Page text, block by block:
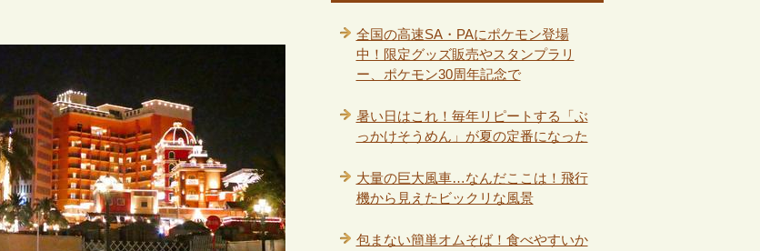
全国の高速SA・PAにポケモン登場
中！限定グッズ販売やスタンプラリ
ー、ポケモン30周年記念で
暑い日はこれ！毎年リピートする「ぶ
っかけそうめん」が夏の定番になった
大量の巨大風車…なんだここは！飛行
機から見えたビックリな風景
包まない簡単オムそば！食べやすいか